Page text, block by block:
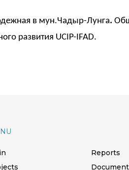
в мун.Чадыр-Лунга.
развития UCIP-IFAD.
Reports